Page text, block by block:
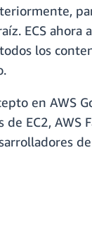
ECS
los
en AWS
EC2, AWS